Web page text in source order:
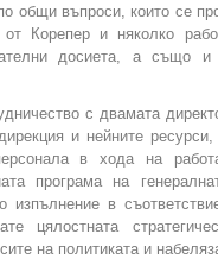
общи въпроси, които се
Корепер и няколко
досиета, а също и
с двамата
и нейните
в хода на
програма на
в
цялостната
на политиката и